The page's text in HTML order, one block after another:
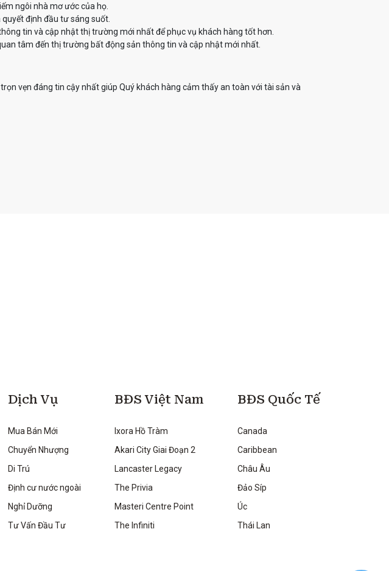
ngôi nhà mơ ước của họ.
định đầu tư sáng suốt.
tin và cập nhật thị trường mới nhất để phục vụ khách hàng tốt hơn.
tâm đến thị trường bất động sản thông tin và cập nhật mới nhất.
vẹn đáng tin cậy nhất giúp Quý khách hàng cảm thấy an toàn với tài sản và
Dịch Vụ
Mua Bán Mới
Chuyển Nhượng
Di Trú
Định cư nước ngoài
Nghỉ Dưỡng
Tư Vấn Đầu Tư
BĐS Việt Nam
Ixora Hồ Tràm
Akari City Giai Đoạn 2
Lancaster Legacy
The Privia
Masteri Centre Point
The Infiniti
BĐS Quốc Tế
Canada
Caribbean
Châu Âu
Đảo Síp
Úc
Thái Lan